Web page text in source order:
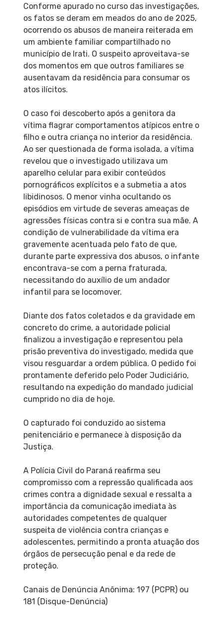
Conforme apurado no curso das investigações,
os fatos se deram em meados do ano de 2025,
ocorrendo os abusos de maneira reiterada em
um ambiente familiar compartilhado no
município de Irati. O suspeito aproveitava-se
dos momentos em que outros familiares se
ausentavam da residência para consumar os
atos ilícitos.
O caso foi descoberto após a genitora da
vítima flagrar comportamentos atípicos entre o
filho e outra criança no interior da residência.
Ao ser questionada de forma isolada, a vítima
revelou que o investigado utilizava um
aparelho celular para exibir conteúdos
pornográficos explícitos e a submetia a atos
libidinosos. O menor vinha ocultando os
episódios em virtude de severas ameaças de
agressões físicas contra si e contra sua mãe. A
condição de vulnerabilidade da vítima era
gravemente acentuada pelo fato de que,
durante parte expressiva dos abusos, o infante
encontrava-se com a perna fraturada,
necessitando do auxílio de um andador
infantil para se locomover.
Diante dos fatos coletados e da gravidade em
concreto do crime, a autoridade policial
finalizou a investigação e representou pela
prisão preventiva do investigado, medida que
visou resguardar a ordem pública. O pedido foi
prontamente deferido pelo Poder Judiciário,
resultando na expedição do mandado judicial
cumprido no dia de hoje.
O capturado foi conduzido ao sistema
penitenciário e permanece à disposição da
Justiça.
A Polícia Civil do Paraná reafirma seu
compromisso com a repressão qualificada aos
crimes contra a dignidade sexual e ressalta a
importância da comunicação imediata às
autoridades competentes de qualquer
suspeita de violência contra crianças e
adolescentes, permitindo a pronta atuação dos
órgãos de persecução penal e da rede de
proteção.
Canais de Denúncia Anônima: 197 (PCPR) ou
181 (Disque-Denúncia)